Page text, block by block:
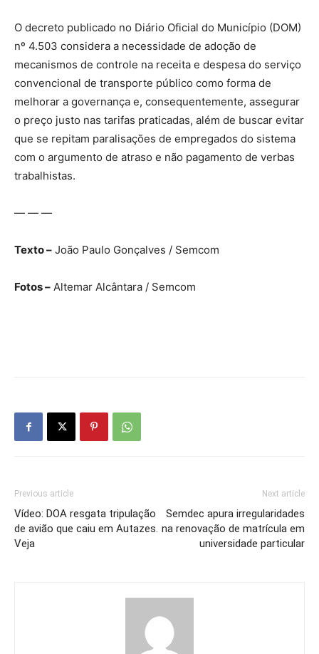
O decreto publicado no Diário Oficial do Município (DOM)
nº 4.503 considera a necessidade de adoção de
mecanismos de controle na receita e despesa do serviço
convencional de transporte público como forma de
melhorar a governança e, consequentemente, assegurar
o preço justo nas tarifas praticadas, além de buscar evitar
que se repitam paralisações de empregados do sistema
com o argumento de atraso e não pagamento de verbas
trabalhistas.
— — —
Texto – João Paulo Gonçalves / Semcom
Fotos – Altemar Alcântara / Semcom
Previous article
Vídeo: DOA resgata tripulação
de avião que caiu em Autazes.
Veja
Next article
Semdec apura irregularidades
na renovação de matrícula em
universidade particular